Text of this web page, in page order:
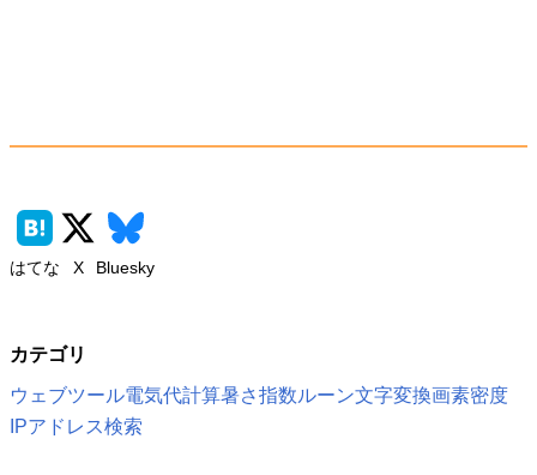
はてな X Bluesky
カテゴリ
ウェブツール電気代計算暑さ指数ルーン文字変換画素密度
IPアドレス検索